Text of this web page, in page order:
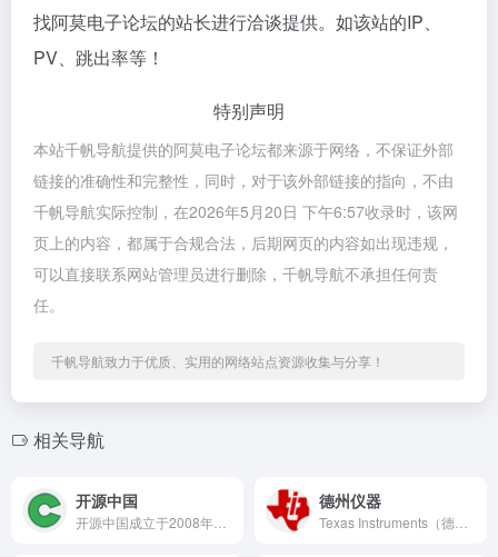
找阿莫电子论坛的站长进行洽谈提供。如该站的IP、
PV、跳出率等！
特别声明
本站千帆导航提供的阿莫电子论坛都来源于网络，不保证外部
链接的准确性和完整性，同时，对于该外部链接的指向，不由
千帆导航实际控制，在2026年5月20日 下午6:57收录时，该网
页上的内容，都属于合规合法，后期网页的内容如出现违规，
可以直接联系网站管理员进行删除，千帆导航不承担任何责
任。
千帆导航致力于优质、实用的网络站点资源收集与分享！
相关导航
开源中国 德州仪器